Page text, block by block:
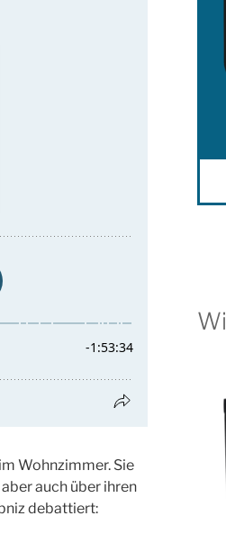
Wohnzimmer. Sie
aber auch über ihren
debattiert: